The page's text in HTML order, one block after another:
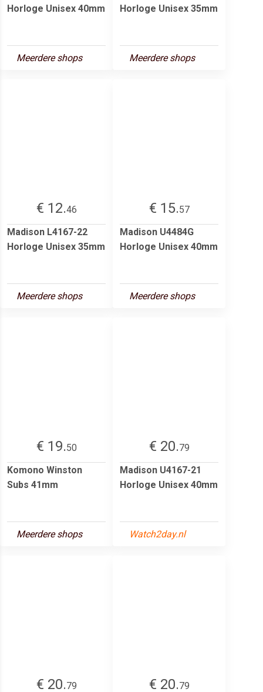
Horloge Unisex 40mm
Meerdere shops
Horloge Unisex 35mm
Meerdere shops
€ 12.46
Madison L4167-22
Horloge Unisex 35mm
Meerdere shops
€ 15.57
Madison U4484G
Horloge Unisex 40mm
Meerdere shops
€ 19.50
Komono Winston
Subs 41mm
Meerdere shops
€ 20.79
Madison U4167-21
Horloge Unisex 40mm
Watch2day.nl
€ 20.79
€ 20.79